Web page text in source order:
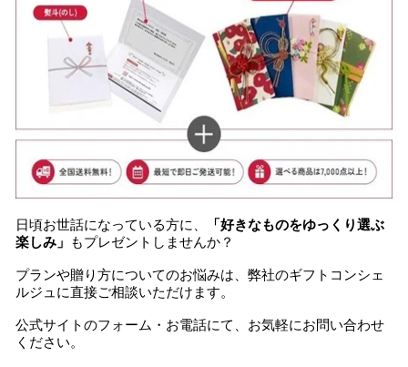
日頃お世話になっている方に、 「 好きなものをゆっくり選ぶ
楽しみ」
もプレゼントしませんか？
プランや贈り方についてのお悩みは、弊社のギフトコンシェ
ルジュに直接ご相談いただけます。
公式サイトのフォーム・お電話にて、お気軽にお問い合わせ
ください。